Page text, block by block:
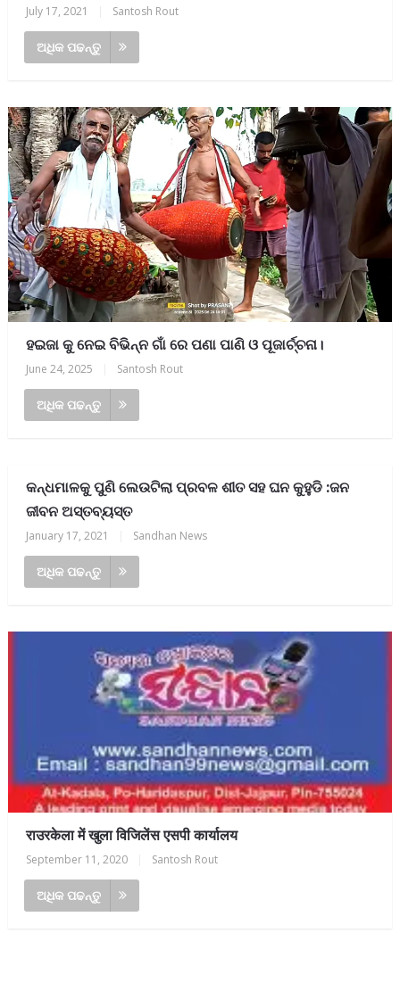
July 17, 2021 Santosh Rout
ଅଧିକ ପଢନ୍ତୁ
ହଇଜା କୁ ନେଇ ବିଭିନ୍ନ ଗାଁ ରେ ପଣା ପାଣି ଓ ପୂଜାର୍ଚ୍ଚନା।
June 24, 2025 Santosh Rout
ଅଧିକ ପଢନ୍ତୁ
କନ୍ଧମାଳକୁ ପୁଣି ଲେଉଟିଲା ପ୍ରବଳ ଶୀତ ସହ ଘନ କୁହୁଡି :ଜନ
ଜୀବନ ଅସ୍ତବ୍ୟସ୍ତ
January 17, 2021 Sandhan News
ଅଧିକ ପଢନ୍ତୁ
राउरकेला में खुला विजिलेंस एसपी कार्यालय
September 11, 2020 Santosh Rout
ଅଧିକ ପଢନ୍ତୁ